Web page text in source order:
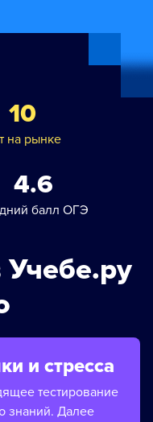
10
на рынке
4.6
балл ОГЭ
Учебе.ру
и стресса
тестирование
знаний. Далее